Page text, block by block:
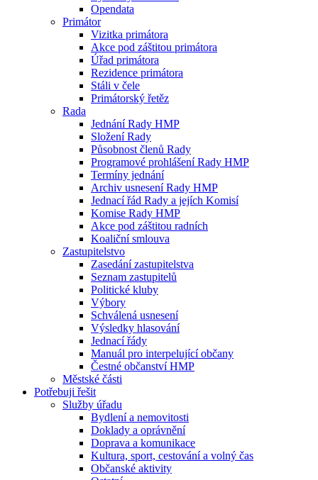
Opendata
Primátor
Vizitka primátora
Akce pod záštitou primátora
Úřad primátora
Rezidence primátora
Stáli v čele
Primátorský řetěz
Rada
Jednání Rady HMP
Složení Rady
Působnost členů Rady
Programové prohlášení Rady HMP
Termíny jednání
Archiv usnesení Rady HMP
Jednací řád Rady a jejích Komisí
Komise Rady HMP
Akce pod záštitou radních
Koaliční smlouva
Zastupitelstvo
Zasedání zastupitelstva
Seznam zastupitelů
Politické kluby
Výbory
Schválená usnesení
Výsledky hlasování
Jednací řády
Manuál pro interpelující občany
Čestné občanství HMP
Městské části
Potřebuji řešit
Služby úřadu
Bydlení a nemovitosti
Doklady a oprávnění
Doprava a komunikace
Kultura, sport, cestování a volný čas
Občanské aktivity